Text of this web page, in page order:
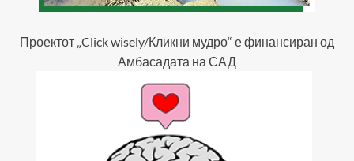
Проектот „Click wisely/Кликни мудро“ е финансиран од
Амбасадата на САД